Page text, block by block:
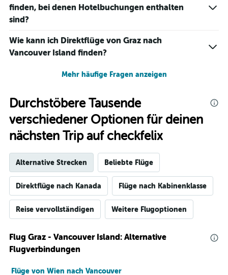
finden, bei denen Hotelbuchungen enthalten
sind?
Wie kann ich Direktflüge von Graz nach
Vancouver Island finden?
Mehr häufige Fragen anzeigen
Durchstöbere Tausende
verschiedener Optionen für deinen
nächsten Trip auf checkfelix
Alternative Strecken Beliebte Flüge
Direktflüge nach Kanada Flüge nach Kabinenklasse
Reise vervollständigen Weitere Flugoptionen
Flug Graz - Vancouver Island: Alternative
Flugverbindungen
Flüge von Wien nach Vancouver